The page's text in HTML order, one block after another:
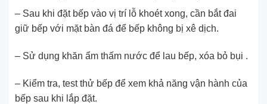
– Sau khi đặt bếp vào vị trí lỗ khoét xong, cần bắt đai
giữ bếp với mặt bàn đá để bếp không bị xê dịch.
– Sử dụng khăn ẩm thấm nước để lau bếp, xóa bỏ bụi .
– Kiểm tra, test thử bếp để xem khả năng vận hành của
bếp sau khi lắp đặt.